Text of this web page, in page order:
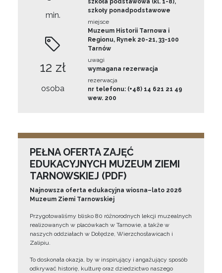
min.
12 zł
osoba
szkoła podstawowa (kl. 1-8),
szkoły ponadpodstawowe
miejsce
Muzeum Historii Tarnowa i
Regionu, Rynek 20-21, 33-100
Tarnów
uwagi
wymagana rezerwacja
rezerwacja
nr telefonu: (+48) 14 621 21 49
wew. 200
PEŁNA OFERTA ZAJĘĆ
EDUKACYJNYCH MUZEUM ZIEMI
TARNOWSKIEJ (PDF)
Najnowsza oferta edukacyjna wiosna–lato 2026
Muzeum Ziemi Tarnowskiej
Przygotowaliśmy blisko 80 różnorodnych lekcji muzealnych
realizowanych w placówkach w Tarnowie, a także w
naszych oddziałach w Dołędze, Wierzchosławicach i
Zalipiu.
To doskonała okazja, by w inspirujący i angażujący sposób
odkrywać historię, kulturę oraz dziedzictwo naszego